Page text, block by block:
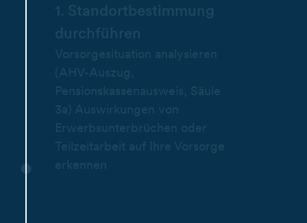
1. Standortbestimmung
durchführen
Vorsorgesituation analysieren
(AHV-Auszug,
Pensionskassenausweis, Säule
3a) Auswirkungen von
Erwerbsunterbrüchen oder
Teilzeitarbeit auf Ihre Vorsorge
erkennen